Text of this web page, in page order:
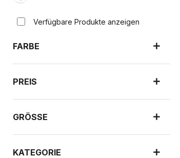
Verfügbare Produkte anzeigen
FARBE
PREIS
GRÖSSE
KATEGORIE